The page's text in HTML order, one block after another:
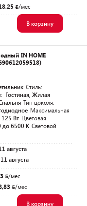
/мес
В корзину
IN HOME
Стиль:
Гостиная, Жилая
Тип цоколя:
Максимальная
125 Вт Цветовая
до 6500 K Световой
августа
августа
/мес
/мес
В корзину